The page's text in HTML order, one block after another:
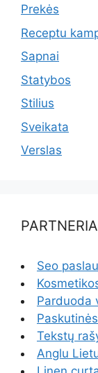
Prekės
Receptu
Sapnai
Statybos
Stilius
Sveikata
Verslas
Seo
Parduoda
Tekstų
Anglu